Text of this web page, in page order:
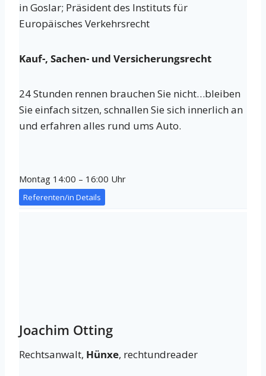
in Goslar; Präsident des Instituts für
Europäisches Verkehrsrecht
Kauf-, Sachen- und Versicherungsrecht
24 Stunden rennen brauchen Sie nicht…bleiben
Sie einfach sitzen, schnallen Sie sich innerlich an
und erfahren alles rund ums Auto.
Montag 14:00 – 16:00 Uhr
Referenten/in Details
Joachim Otting
Rechtsanwalt, Hünxe, rechtundreader